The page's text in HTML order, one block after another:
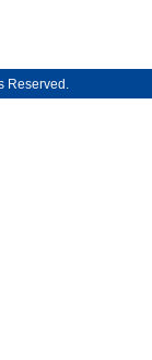
Reserved.